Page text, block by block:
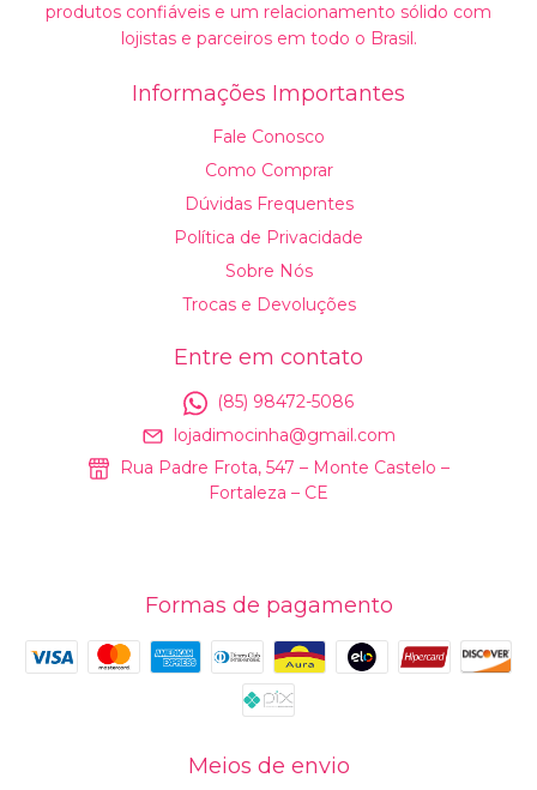
produtos confiáveis e um relacionamento sólido com
lojistas e parceiros em todo o Brasil.
Informações Importantes
Fale Conosco
Como Comprar
Dúvidas Frequentes
Política de Privacidade
Sobre Nós
Trocas e Devoluções
Entre em contato
(85) 98472-5086
lojadimocinha@gmail.com
Rua Padre Frota, 547 – Monte Castelo –
Fortaleza – CE
Formas de pagamento
Meios de envio